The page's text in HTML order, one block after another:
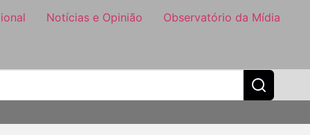
Notícias e Opinião Observatório da Mídia